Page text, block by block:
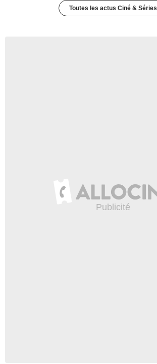
Toutes les actus Ciné & Séries